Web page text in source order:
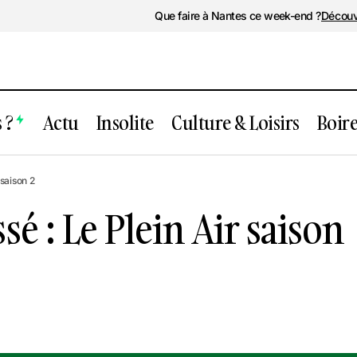
Que faire à Nantes ce week-end ?
Actu Insolite Culture & Loisirs
Événement passé : Le Plein Air saison 2
2
: Le Plein Air saison